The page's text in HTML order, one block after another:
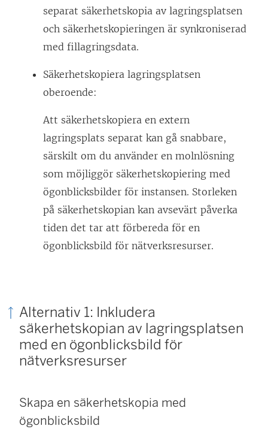
separat säkerhetskopia av lagringsplatsen
och säkerhetskopieringen är synkroniserad
med fillagringsdata.
Säkerhetskopiera lagringsplatsen
oberoende:
Att säkerhetskopiera en extern
lagringsplats separat kan gå snabbare,
särskilt om du använder en molnlösning
som möjliggör säkerhetskopiering med
ögonblicksbilder för instansen. Storleken
på säkerhetskopian kan avsevärt påverka
tiden det tar att förbereda för en
ögonblicksbild för nätverksresurser.
Alternativ 1: Inkludera
säkerhetskopian av lagringsplatsen
med en ögonblicksbild för
nätverksresurser
Skapa en säkerhetskopia med
ögonblicksbild